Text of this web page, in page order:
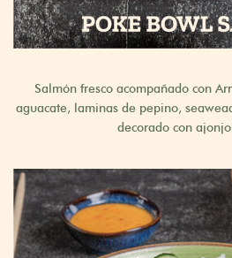
Salmón fresco acompañado con
aguacate, laminas de pepino,
decorado con